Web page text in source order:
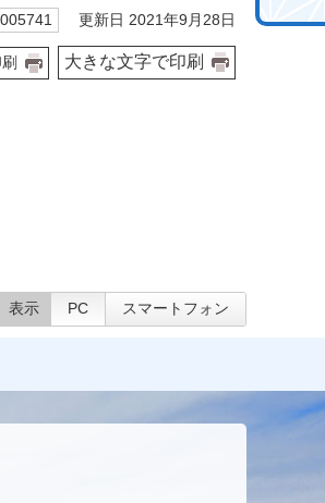
更新日 2021年9月28日
大きな文字で印刷
表示 PC スマートフォン